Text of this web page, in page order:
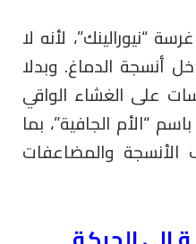
“نيورالينك”، لأنه لا
أنسجة الدماغ. وبدلا
على الغشاء الواقي
“الأم الجافية”، بما
الأنسجة والمضاعفات